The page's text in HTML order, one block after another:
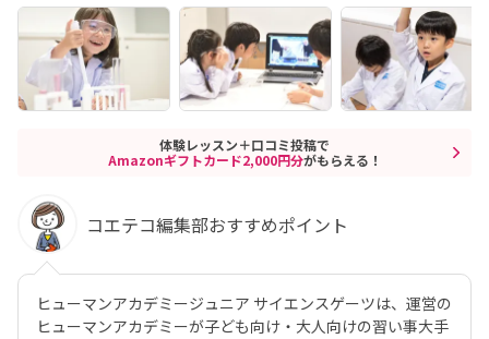
体験レッスン＋口コミ投稿で
Amazonギフトカード2,000円分がもらえる！
コエテコ編集部おすすめポイント
ヒューマンアカデミージュニア サイエンスゲーツは、運営の
ヒューマンアカデミーが子ども向け・大人向けの習い事大手